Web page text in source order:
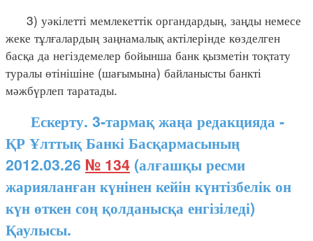
3) уәкілетті мемлекеттік органдардың, заңды немесе
жеке тұлғалардың заңнамалық актілерінде көзделген
басқа да негіздемелер бойынша банк қызметін тоқтату
туралы өтінішіне (шағымына) байланысты банкті
мәжбүрлеп таратады.
Ескерту. 3-тармақ жаңа редакцияда -
ҚР Ұлттық Банкі Басқармасының
2012.03.26 № 134 (алғашқы ресми
жарияланған күнінен кейін күнтізбелік он
күн өткен соң қолданысқа енгізіледі)
Қаулысы.